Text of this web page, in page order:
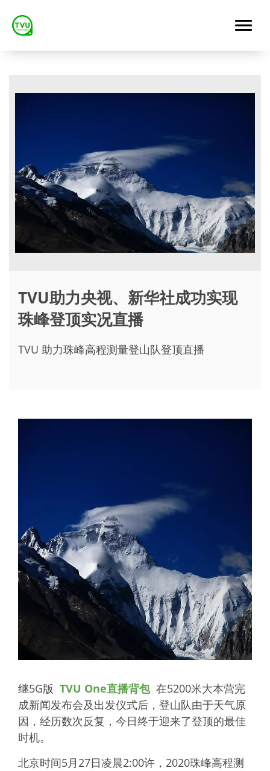
TVU助力央视、新华社成功实现
珠峰登顶实况直播
TVU 助力珠峰高程测量登山队登顶直播
继5G版 TVU One直播背包在5200米大本营完
成新闻发布会及出发仪式后，登山队由于天气原
因，经历数次反复，今日终于迎来了登顶的最佳
时机。
北京时间5月27日凌晨2:00许，2020珠峰高程测